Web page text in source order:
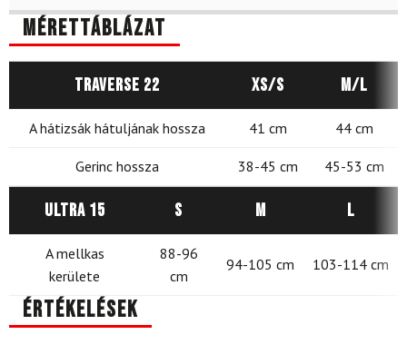
Mérettáblázat
Traverse 22 XS/S M/L
A hátizsák hátuljának hossza 41 cm 44 cm
Gerinc hossza 38-45 cm 45-53 cm
Ultra 15 S M L
A mellkas
kerülete
88-96
cm
94-105 cm 103-114 cm
Értékelések